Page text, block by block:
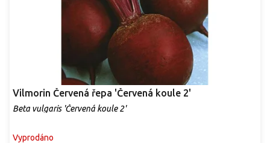
Vilmorin Červená řepa 'Červená koule 2'
Beta vulgaris 'Červená koule 2'
Vyprodáno